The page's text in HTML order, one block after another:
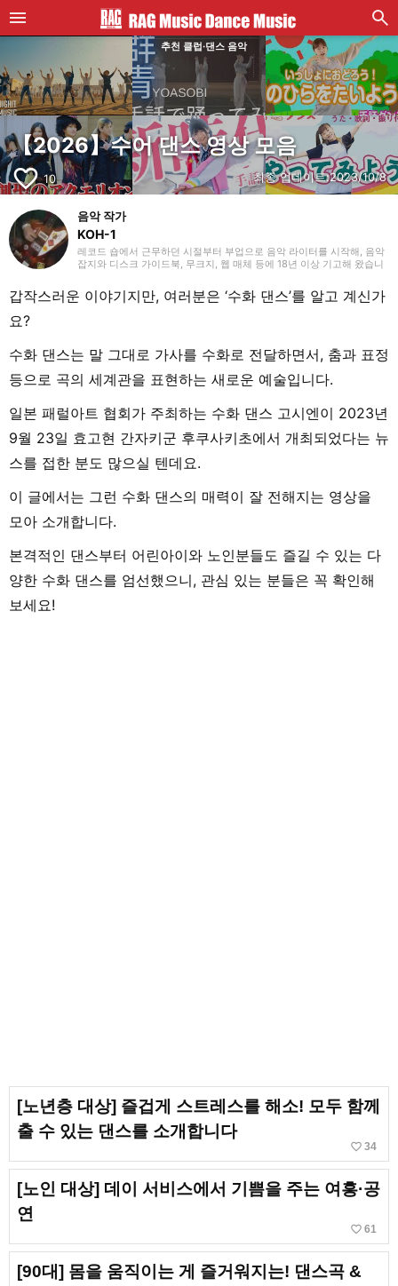
추천 클럽·댄스 음악
【2026】수어 댄스 영상 모음
favorite_border 10 최종 업데이트:2023/10/8
음악 작가
KOH-1
레코드 숍에서 근무하던 시절부터 부업으로 음악 라이터를 시작해, 음악
잡지와 디스크 가이드북, 무크지, 웹 매체 등에 18년 이상 기고해 왔습니
넘게 ‘좋아하는 것을 좋아한다’를 모토로 호기심을 잃지 않으려 항상 마음
쓰고 있습니다. 밴드 활동 경력이 있으며, 작사·작곡을 맡는 베이시스트
갑작스러운 이야기지만, 여러분은 ‘수화 댄스’를 알고 계신가
요?
수화 댄스는 말 그대로 가사를 수화로 전달하면서, 춤과 표정
등으로 곡의 세계관을 표현하는 새로운 예술입니다.
일본 패럴아트 협회가 주최하는 수화 댄스 고시엔이 2023년
9월 23일 효고현 간자키군 후쿠사키초에서 개최되었다는 뉴
스를 접한 분도 많으실 텐데요.
이 글에서는 그런 수화 댄스의 매력이 잘 전해지는 영상을
모아 소개합니다.
본격적인 댄스부터 어린아이와 노인분들도 즐길 수 있는 다
양한 수화 댄스를 엄선했으니, 관심 있는 분들은 꼭 확인해
보세요!
[노년층 대상] 즐겁게 스트레스를 해소! 모두 함께
출 수 있는 댄스를 소개합니다
favorite_border 34
[노인 대상] 데이 서비스에서 기쁨을 주는 여흥·공
연
favorite_border 61
[90대] 몸을 움직이는 게 즐거워지는! 댄스곡 &